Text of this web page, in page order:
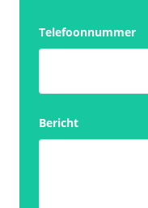
Telefoonnummer
Bericht